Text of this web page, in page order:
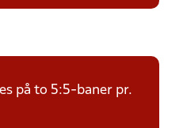
på to 5:5-baner pr.